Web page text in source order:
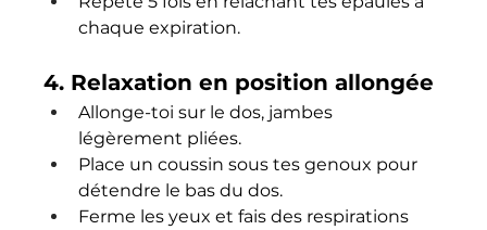
chaque expiration.
4. Relaxation en position allongée
Allonge-toi sur le dos, jambes
légèrement pliées.
Place un coussin sous tes genoux pour
détendre le bas du dos.
Ferme les yeux et fais des respirations